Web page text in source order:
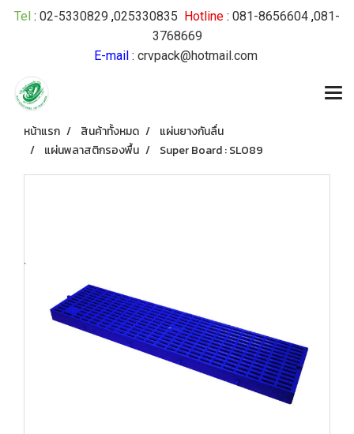
Tel : 02-5330829 ,025330835 Hotline : 081-8656604 ,081-
3768669
E-mail: crvpack@hotmail.com
หน้าแรก สินค้าทั้งหมด
แผ่นยางกันลื่น
แผ่นพลาสติกรองพื้น
Super Board : SL089